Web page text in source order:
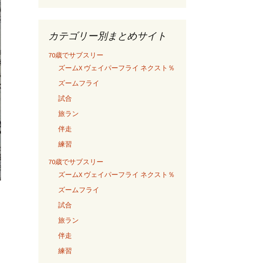
カテゴリー別まとめサイト
70歳でサブスリー
ズームX ヴェイパーフライ ネクスト％
ズームフライ
試合
旅ラン
伴走
練習
70歳でサブスリー
ズームX ヴェイパーフライ ネクスト％
ズームフライ
試合
旅ラン
伴走
練習